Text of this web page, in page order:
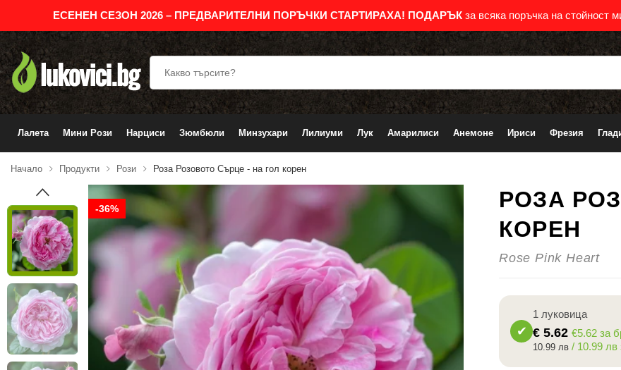
ЕСЕНЕН СЕЗОН 2026 – ПРЕДВАРИТЕЛНИ ПОРЪЧКИ СТАРТИРАХА! ПОДАРЪКза всяка поръчка на стойност
Лалета Мини Рози Нарциси Зюмбюли Минзухари Лилиуми Лук Амарилиси Анемоне Ириси Фрезия
Начало Продукти Рози Роза Розовото Сърце - на гол корен
-36%
РОЗА
КОРЕН
Rose Pink Heart
1 луковица
€ 5.62 €5.62 за
10.99 лв / 10.99 лв